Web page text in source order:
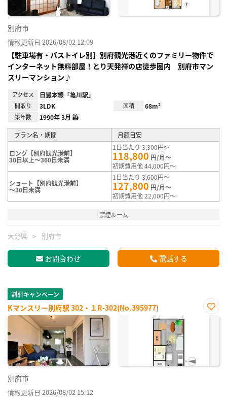
別府市
情報更新日 2026/08/02 12:09
【駐車場有・バストイレ別】別府観光港近くのファミリー物件で
インターネット無料部屋！とり天発祥の店徒歩圏内 別府市マン
スリーマンション♪
アクセス 日豊本線「亀川駅」
間取り 3LDK 面積 68m²
築年数 1990年 3月 築
プラン名・期間 月額目安
ロング【別府観光港前】
30日以上～360日未満
1日当たり 3,300円～
118,800 円/月～
初期費用他 44,000円～
ショート【別府観光港前】
～30日未満
1日当たり 3,600円～
127,800 円/月～
初期費用他 22,000円～
禁煙ルーム
大分県 別府市
お問合わせ 電話する
割引キャンペーン
Kマンスリー別府駅 302・１R-302(No.395977)
お気
別府市
情報更新日 2026/08/02 15:12